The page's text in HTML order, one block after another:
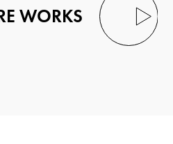
WORKS